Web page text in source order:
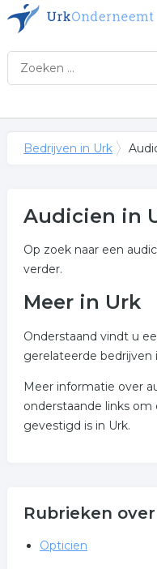
Bedrijven in Urk
Audicien in
Op zoek naar een
verder.
Meer in Urk
Onderstaand vindt u
gerelateerde bedrijven
Meer informatie over
onderstaande links
gevestigd is in Urk.
Rubrieken
Opticien